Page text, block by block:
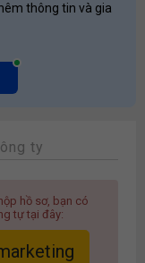
thông tin và gia
ty
hồ sơ, bạn có
tự tại đây: